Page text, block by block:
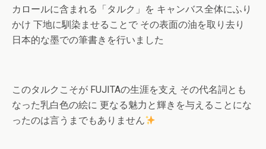
カロールに含まれる「タルク」を キャンバス全体にふり
かけ 下地に馴染ませることで その表面の油を取り去り
日本的な墨での筆書きを行いました
このタルクこそが FUJITAの生涯を支え その代名詞とも
なった乳白色の絵に 更なる魅力と輝きを与えることにな
ったのは言うまでもありません